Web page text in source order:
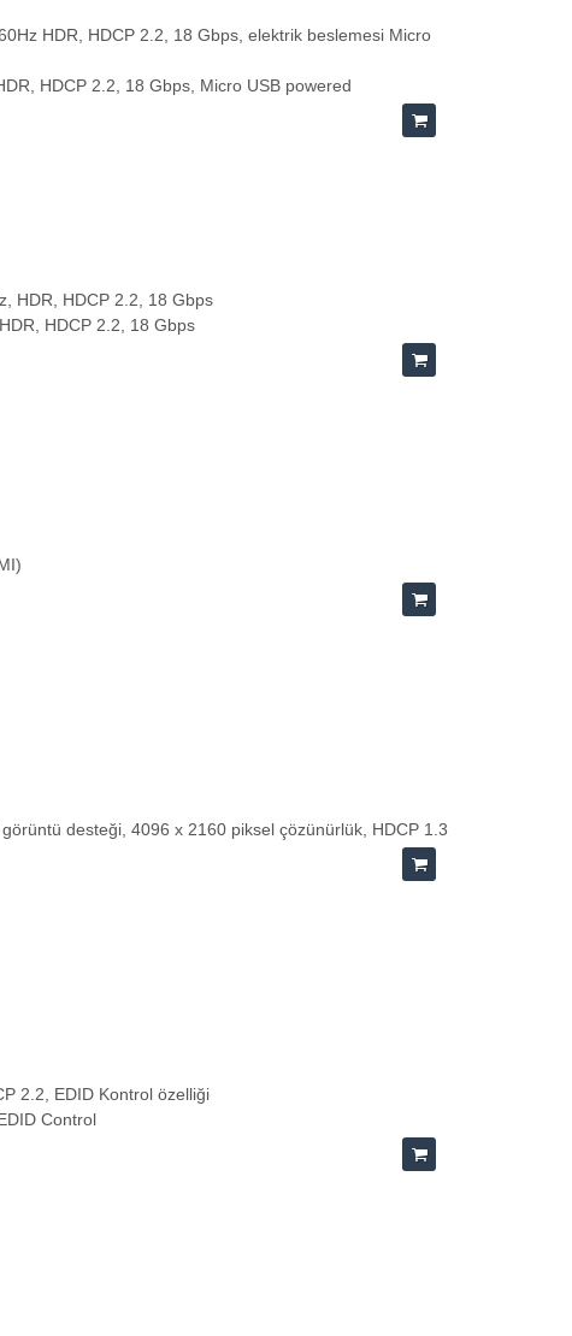
HDR, HDCP 2.2, 18 Gbps, elektrik beslemesi Micro
HDCP 2.2, 18 Gbps, Micro USB powered
HDR, HDCP 2.2, 18 Gbps
HDCP 2.2, 18 Gbps
desteği, 4096 x 2160 piksel çözünürlük, HDCP 1.3
2.2, EDID Kontrol özelliği
Control